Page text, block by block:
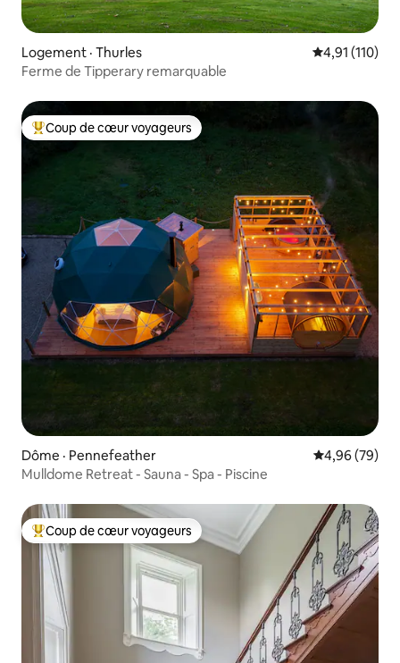
Logement · Thurles Note
4,91 (110)
Ferme de Tipperary remarquable
Coup de cœur voyageurs parmi les plus aimés
Coup de cœur voyageurs
Dôme · Pennefeather Note
4,96 (79)
Mulldome Retreat - Sauna - Spa - Piscine
Coup de cœur voyageurs parmi les plus aimés
Coup de cœur voyageurs